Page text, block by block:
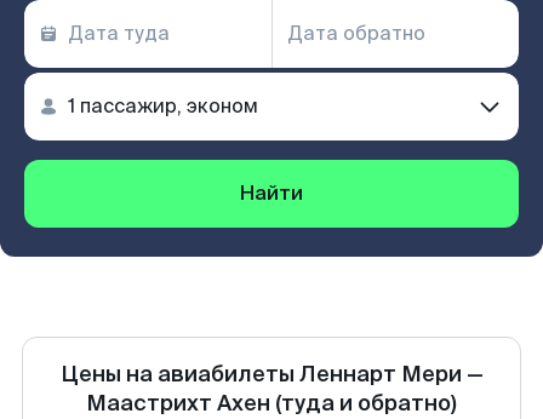
Найти
Цены на авиабилеты Леннарт Мери —
Маастрихт Ахен (туда и обратно)